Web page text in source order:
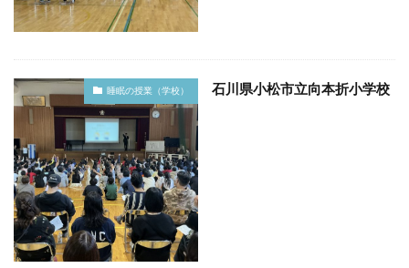
睡眠の授業（学校） 石川県小松市立向本折小学校